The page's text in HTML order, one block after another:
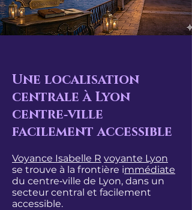
Une localisation
centrale à Lyon
centre‑ville
facilement accessible
Voyance Isabelle R voyante Lyon
se trouve à la frontière immédiate
du centre‑ville de Lyon, dans un
secteur central et facilement
accessible.